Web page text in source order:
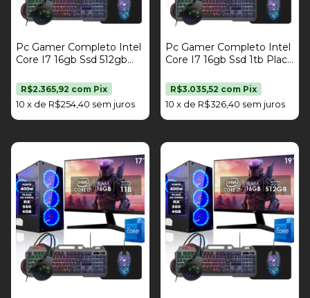
Pc Gamer Completo Intel
Core I7 16gb Ssd 512gb
4gb Kit Gamer Monitor 17"
Fonte 400W Strong Tech
10 x de R$254,40 sem juros
R$2.365,92 com Pix
Pc Gamer Completo Intel
Core I7 16gb Ssd 1tb Placa
Gamer Monitor 21,5" Fonte
400W Strong Tech
10 x de R$326,40 sem juros
R$3.035,52 com Pix